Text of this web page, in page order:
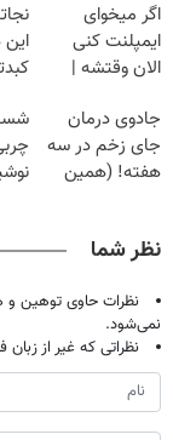
اگر میخوای
ایمپلنت کنی
الان وقتشه |
میلیون تومان!!!
جادوی درمان
جای زخم در سه
هفته! (همین
نظر شما
نظرات حاوی توهین
نمی‌شود.
نظراتی که غیر از